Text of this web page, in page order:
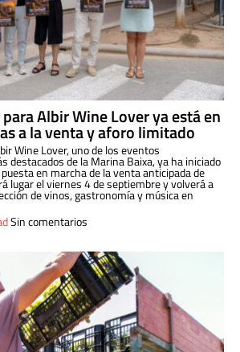
Albir Wine Lover ya está en
a la venta y aforo limitado
Wine Lover, uno de los eventos
destacados de la Marina Baixa, ya ha iniciado
en marcha de la venta anticipada de
lugar el viernes 4 de septiembre y volverá a
de vinos, gastronomía y música en
Sin comentarios